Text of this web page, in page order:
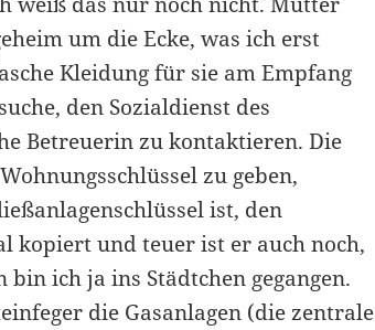
um die Ecke, was ich erst
Kleidung für sie am Empfang
den Sozialdienst des
Betreuerin zu kontaktieren. Die
zu geben,
ist, den
kopiert und teuer ist er auch noch,
ich ja ins Städtchen gegangen.
die Gasanlagen (die zentrale